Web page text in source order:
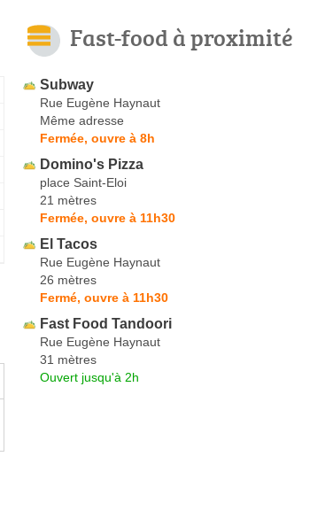
Fast-food à proximité
Subway
Rue Eugène Haynaut
Même adresse
Fermée, ouvre à 8h
Domino's Pizza
place Saint-Eloi
21 mètres
Fermée, ouvre à 11h30
El Tacos
Rue Eugène Haynaut
26 mètres
Fermé, ouvre à 11h30
Fast Food Tandoori
Rue Eugène Haynaut
31 mètres
Ouvert jusqu'à 2h